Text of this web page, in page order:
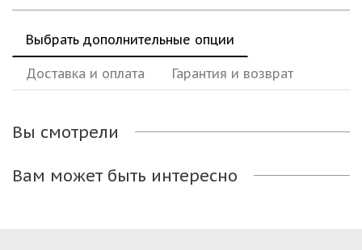
Выбрать дополнительные опции
Доставка и оплата Гарантия и возврат
Вы смотрели
Вам может быть интересно